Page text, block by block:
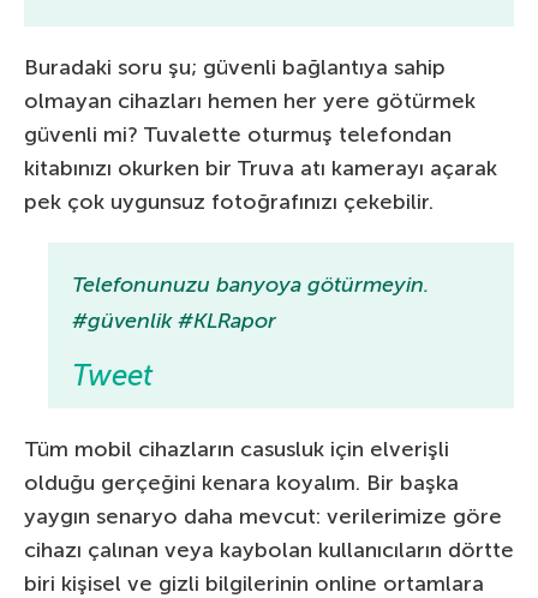
Buradaki soru şu; güvenli bağlantıya sahip
olmayan cihazları hemen her yere götürmek
güvenli mi? Tuvalette oturmuş telefondan
kitabınızı okurken bir Truva atı kamerayı açarak
pek çok uygunsuz fotoğrafınızı çekebilir.
Telefonunuzu banyoya götürmeyin.
#güvenlik #KLRapor
Tweet
Tüm mobil cihazların casusluk için elverişli
olduğu gerçeğini kenara koyalım. Bir başka
yaygın senaryo daha mevcut: verilerimize göre
cihazı çalınan veya kaybolan kullanıcıların dörtte
biri kişisel ve gizli bilgilerinin online ortamlara